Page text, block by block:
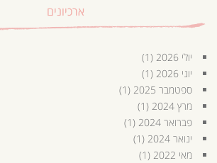
ארכיונים
יולי 2026
(1)
יוני 2026
(1)
ספטמבר 2025
(1)
מרץ 2024
(1)
פברואר 2024
(1)
ינואר 2024
(1)
מאי 2022
(1)